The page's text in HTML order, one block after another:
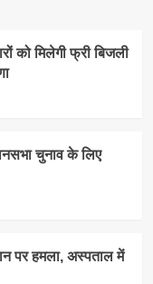
को मिलेगी फ्री बिजली
चुनाव के लिए
हमला, अस्पताल में